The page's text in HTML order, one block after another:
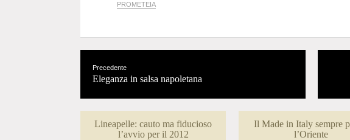
PROMETEIA
Precedente
Eleganza in salsa napoletana
Lineapelle: cauto ma fiducioso
l’avvio per il 2012
Il Made in Italy sempre
l’Oriente